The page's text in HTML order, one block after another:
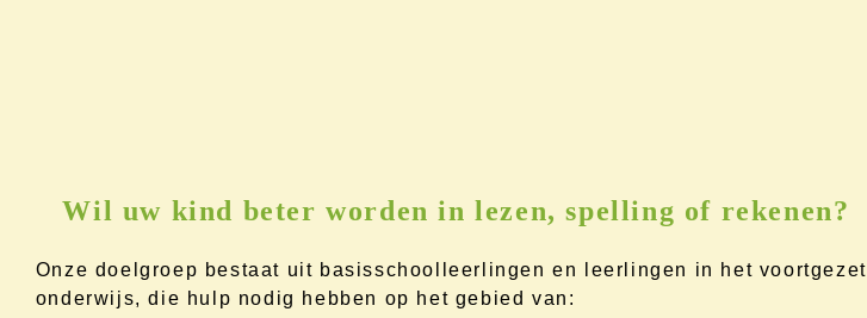
Wil uw kind beter worden in lezen, spelling of rekenen?
Onze doelgroep bestaat uit basisschoolleerlingen en leerlingen in het voortgezet
onderwijs, die hulp nodig hebben op het gebied van: